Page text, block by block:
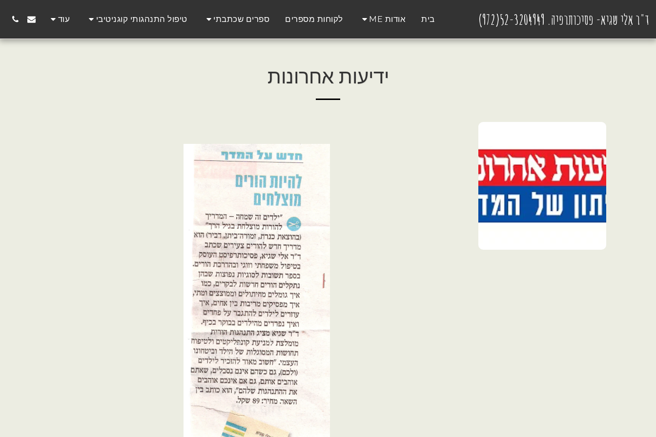
ד"ר אִלי שגיא- פסיכותרפיה. 52-3204949(972) בית אודות ME לקוחות מספרים ספרים שכתבתי טיפול התנהגותי קוגניטיבי עוד
ידיעות אחרונות